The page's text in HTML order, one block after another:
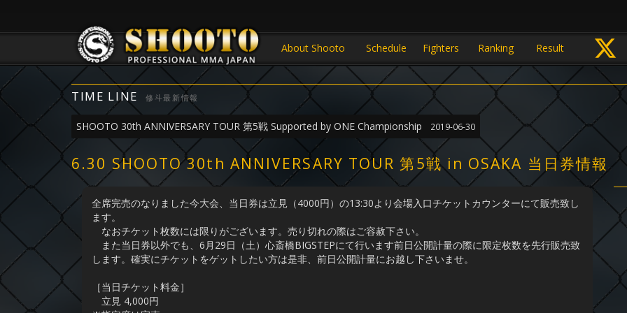
About Shooto Schedule Fighters Ranking Result
TIME LINE 修斗最新情報
SHOOTO 30th ANNIVERSARY TOUR 第5戦 Supported by ONE Championship 2019-06-30
6.30 SHOOTO 30th ANNIVERSARY TOUR 第5戦 in OSAKA 当日券情報
全席完売のなりました今大会、当日券は立見（4000円）の13:30より会場入口チケットカウンターにて販売致し
ます。
なおチケット枚数には限りがございます。売り切れの際はご容赦下さい。
また当日券以外でも、6月29日（土）心斎橋BIGSTEPにて行います前日公開計量の際に限定枚数を先行販売致
します。確実にチケットをゲットしたい方は是非、前日公開計量にお越し下さいませ。
［当日チケット料金］
立見 4,000円